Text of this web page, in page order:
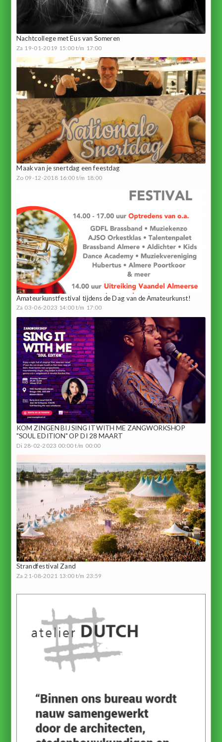
Nachtcollege met Eus van Someren
Za 19-01-2019 15:00 t/m 17:00
Maak van je snertdag een feestdag
Zo 09-12-2018 16:00 t/m 18:00
Amateurkunstfestival tijdens de Dag van de Amateurkunst!
Za 03-06-2023 14:00 t/m 17:00
KOM ZINGEN BIJ SING IT WITH ME ZANGWORKSHOP
"SOUL EDITION" OP DI 28 MAART
Di 28-02-2023 00:00 t/m 00:00
Strandfestival Zand
Za 21-08-2021 13:00 t/m 23:59